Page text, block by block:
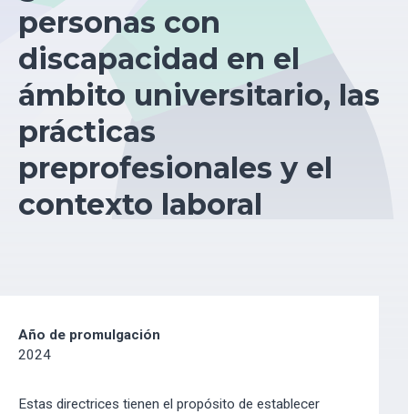
personas con
discapacidad en el
ámbito universitario, las
prácticas
preprofesionales y el
contexto laboral
Año de promulgación
2024
Estas directrices tienen el propósito de establecer